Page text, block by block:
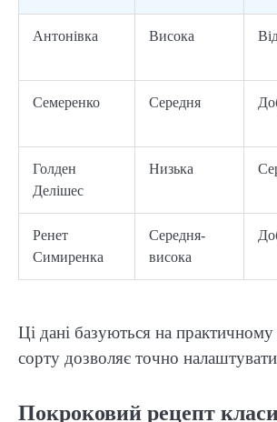
Антонівка Висока
Семеренко Середня
Голден
Делішес
Низька
Ренет
Симиренка
Середня-
висока
Ці дані базуються на практичному
сорту дозволяє точно
Покроковий рецепт